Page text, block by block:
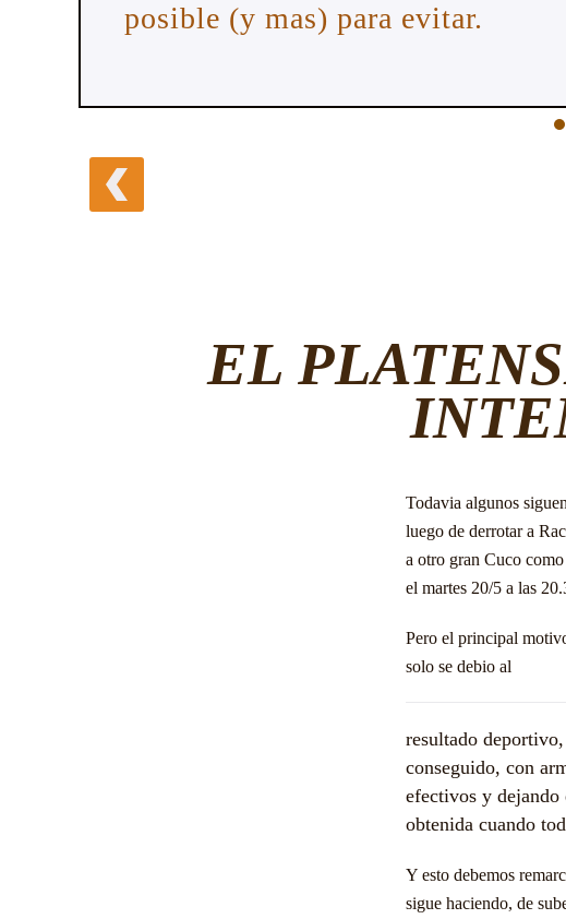
posible (y mas) para evitar.
EL
Todavia algunos
luego de derrotar a
a otro gran Cuco
el martes 20/5 a las
Pero el principal
solo se debio al
resultado
conseguido, con
efectivos y
obtenida cuando
Y esto debemos
sigue haciendo, de